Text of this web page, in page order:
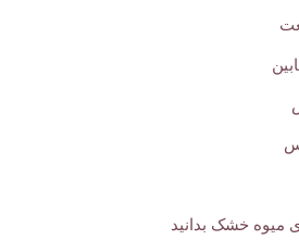
ی میوه خشک بدانید